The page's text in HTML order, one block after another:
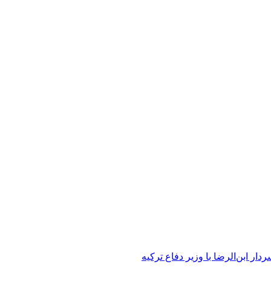
ابن‌الرضا با وزیر دفاع ترکیه